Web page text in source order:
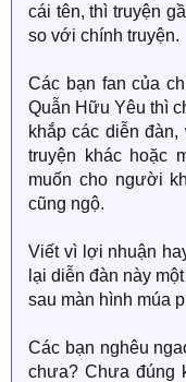
cái tên, thì truyện
so với chính truyện.
Các bạn fan của
Quẫn Hữu Yêu thì
khắp các diễn
truyện khác hoặc
muốn cho người
cũng ngộ.
Viết vì lợi nhuận
lại diễn đàn này
sau màn hình múa
Các bạn nghêu
chưa? Chưa đúng